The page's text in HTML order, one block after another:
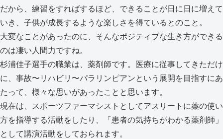
だから、練習をすればするほど、できることが日に日に増えて
いき、子供が成長するような楽しさを得ているとのこと。
大変なことがあったのに、そんなポジティブな生き方ができる
のは凄い人間力ですね。
杉浦佳子選手の職業は、薬剤師です。医療に従事してきただけ
に、事故〜リハビリ〜パラリンピアンという展開を目指すにあ
たって、様々な思いがあったことと思います。
現在は、スポーツファーマシストとしてアスリートに薬の使い
方を指導する活動をしたり、「患者の気持ちがわかる薬剤師」
として講演活動をしておられます。